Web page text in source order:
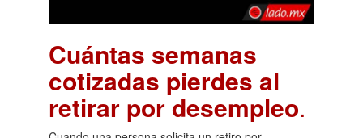
Cuántas semanas
cotizadas pierdes al
retirar por desempleo.